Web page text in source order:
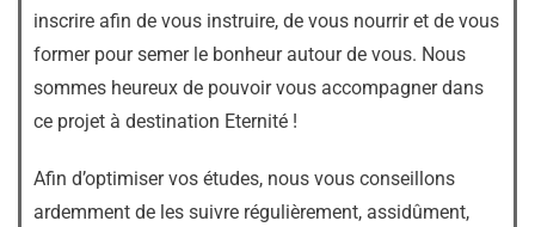
inscrire afin de vous instruire, de vous nourrir et de vous
former pour semer le bonheur autour de vous. Nous
sommes heureux de pouvoir vous accompagner dans
ce projet à destination Eternité !
Afin d’optimiser vos études, nous vous conseillons
ardemment de les suivre régulièrement, assidûment,